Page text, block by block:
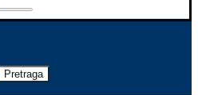
Pretraga